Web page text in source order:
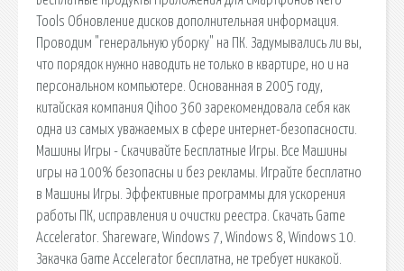
Tools Обновление дисков дополнительная информация.
Проводим "генеральную уборку" на ПК. Задумывались ли вы,
что порядок нужно наводить не только в квартире, но и на
персональном компьютере. Основанная в 2005 году,
китайская компания Qihoo 360 зарекомендовала себя как
одна из самых уважаемых в сфере интернет-безопасности.
Машины Игры - Скачивайте Бесплатные Игры. Все Машины
игры на 100% безопасны и без рекламы. Играйте бесплатно
в Машины Игры. Эффективные программы для ускорения
работы ПК, исправления и очистки реестра. Скачать Game
Accelerator. Shareware, Windows 7, Windows 8, Windows 10.
Закачка Game Accelerator бесплатна, не требует никакой.